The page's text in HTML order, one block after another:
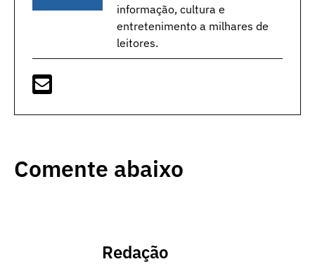
informação, cultura e
entretenimento a milhares de
leitores.
Comente abaixo
Redação